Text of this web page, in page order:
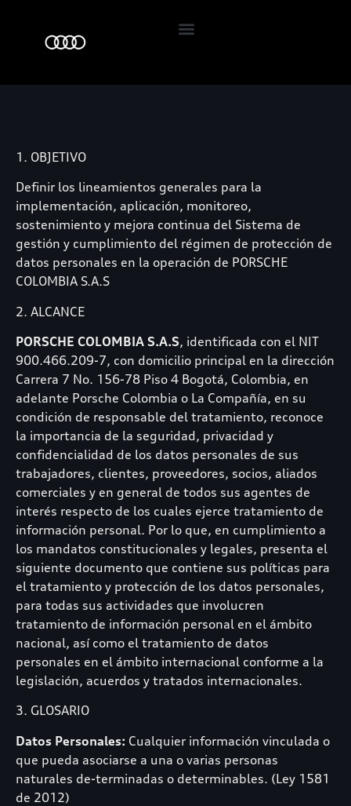
1. OBJETIVO
Definir los lineamientos generales para la
implementación, aplicación, monitoreo,
sostenimiento y mejora continua del Sistema de
gestión y cumplimiento del régimen de protección de
datos personales en la operación de PORSCHE
COLOMBIA S.A.S
2. ALCANCE
PORSCHE COLOMBIA S.A.S, identificada con el NIT
900.466.209-7, con domicilio principal en la dirección
Carrera 7 No. 156-78 Piso 4 Bogotá, Colombia, en
adelante Porsche Colombia o La Compañía, en su
condición de responsable del tratamiento, reconoce
la importancia de la seguridad, privacidad y
confidencialidad de los datos personales de sus
trabajadores, clientes, proveedores, socios, aliados
comerciales y en general de todos sus agentes de
interés respecto de los cuales ejerce tratamiento de
información personal. Por lo que, en cumplimiento a
los mandatos constitucionales y legales, presenta el
siguiente documento que contiene sus políticas para
el tratamiento y protección de los datos personales,
para todas sus actividades que involucren
tratamiento de información personal en el ámbito
nacional, así como el tratamiento de datos
personales en el ámbito internacional conforme a la
legislación, acuerdos y tratados internacionales.
3. GLOSARIO
Datos Personales: Cualquier información vinculada o
que pueda asociarse a una o varias personas
naturales de-terminadas o determinables. (Ley 1581
de 2012)